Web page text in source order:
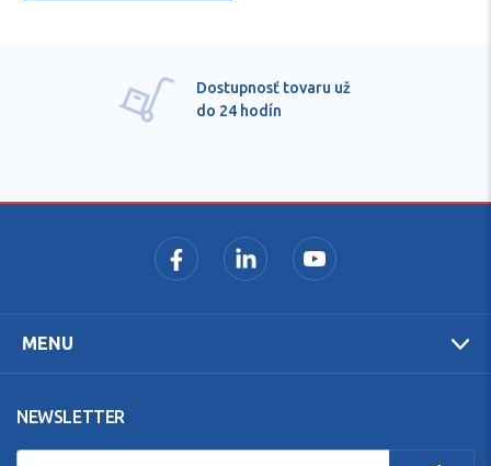
Dostupnosť tovaru už
do 24 hodín
MENU
NEWSLETTER